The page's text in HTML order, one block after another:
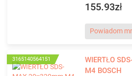
155.93zł
Powiadom
3165140564151
WIERTŁO
M4 BOSCH